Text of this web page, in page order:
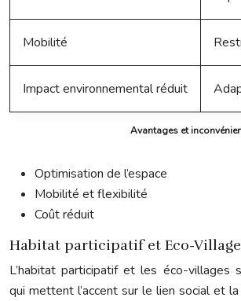
Avantages et
Mobilité
Impact environnemental réduit
Optimisation de l’espace
Mobilité et flexibilité
Coût réduit
Habitat participatif et Eco-
L’habitat participatif et les éco-villages
qui mettent l’accent sur le lien social et